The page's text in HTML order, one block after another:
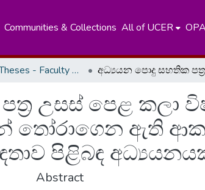
Communities & Collections All of UCER
Masters Theses - Faculty of Education
උසස් පෙළ කලා
තෝරාගෙන ඇති
පිළිබඳ
Abstract